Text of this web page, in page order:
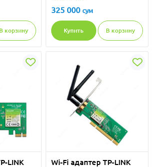
В корзину
325 000 сум
Купить В корзину
LINK
Wi-Fi адаптер TP-LINK